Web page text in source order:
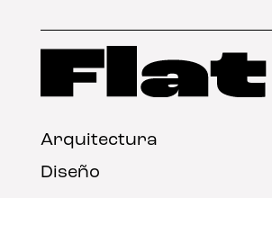
Arquitectura
Diseño